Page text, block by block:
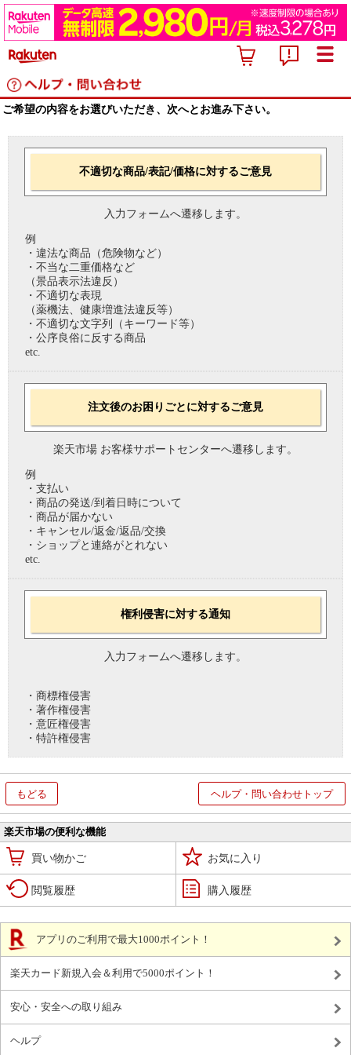
ご希望の内容をお選びいただき、次へとお進み下さい。
不適切な商品/表記/価格に対するご意見
入力フォームへ遷移します。
例
・違法な商品（危険物など）
・不当な二重価格など
（景品表示法違反）
・不適切な表現
（薬機法、健康増進法違反等）
・不適切な文字列（キーワード等）
・公序良俗に反する商品
etc.
注文後のお困りごとに対するご意見
楽天市場 お客様サポートセンターへ遷移します。
例
・支払い
・商品の発送/到着日時について
・商品が届かない
・キャンセル/返金/返品/交換
・ショップと連絡がとれない
etc.
権利侵害に対する通知
入力フォームへ遷移します。
・商標権侵害
・著作権侵害
・意匠権侵害
・特許権侵害
もどる ヘルプ・問い合わせトップ
楽天市場の便利な機能
買い物かご お気に入り
閲覧履歴 購入履歴
アプリのご利用で最大1000ポイント！
楽天カード新規入会＆利用で5000ポイント！
安心・安全への取り組み
ヘルプ